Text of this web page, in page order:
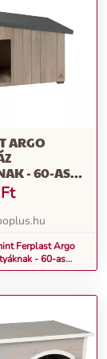
ARGO
- 60-AS
69,5 X M 54,5
Ft
Ferplast Argo
- 60-as
x M 54,5 x M 52